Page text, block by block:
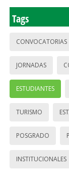
Tags
CONVOCATORIAS
JORNADAS
ESTUDIANTES
TURISMO
POSGRADO
INSTITUCIONALES